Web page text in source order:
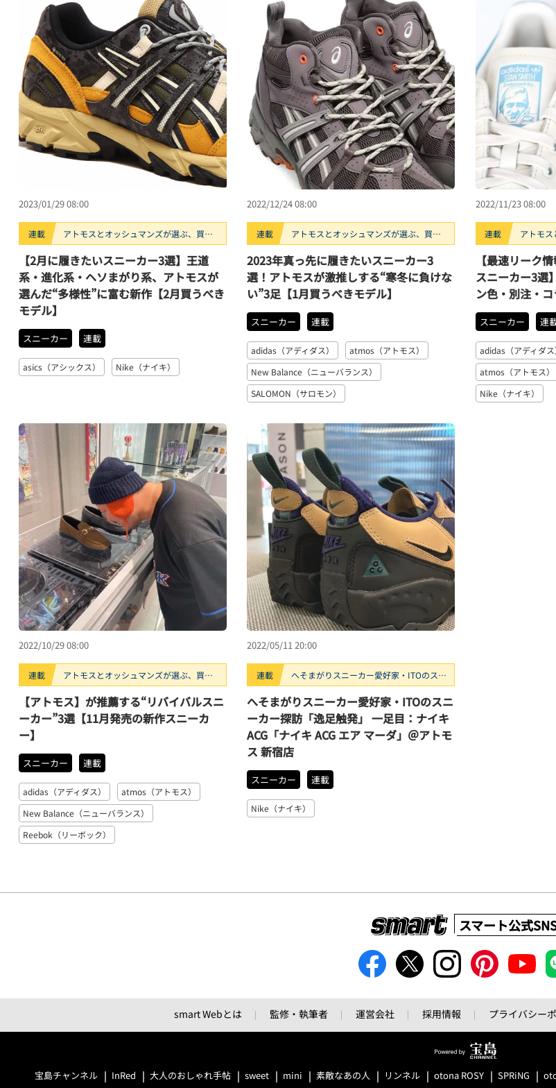
2023/01/29 08:00
連載
アトモスとオッシュマンズが選ぶ、買う
べきスニーカー3選。
【2月に履きたいスニーカー3選】王道
系・進化系・ヘソまがり系、アトモスが
選んだ“多様性”に富む新作【2月買うべき
モデル】
スニーカー 連載
asics（アシックス） Nike（ナイキ）
2022/12/24 08:00
連載
アトモスとオッシュマンズが選ぶ、買う
べきスニーカー3選。
2023年真っ先に履きたいスニーカー3
選！アトモスが激推しする“寒冬に負けな
い”3足【1月買うべきモデル】
スニーカー 連載
adidas（アディダス）
atmos（アトモス）
New Balance（ニューバランス）
SALOMON（サロモン）
2022/11/23 08:00
連載
アトモ
べきスニ
【最速リーク
スニーカー3選
ン色・別注・
スニーカー 連
adidas（アディダス
atmos（アトモス）
Nike（ナイキ）
2022/10/29 08:00
連載
アトモスとオッシュマンズが選ぶ、買う
べきスニーカー3選。
【アトモス】が推薦する“リバイバルスニ
ーカー”3選【11月発売の新作スニーカ
ー】
スニーカー 連載
adidas（アディダス）
atmos（アトモス）
New Balance（ニューバランス）
Reebok（リーボック）
2022/05/11 20:00
連載
へそまがりスニーカー愛好家・ITOのスニ
ーカー探訪「逸足触発」
へそまがりスニーカー愛好家・ITOのスニ
ーカー探訪「逸足触発」 一足目：ナイキ
ACG「ナイキ ACG エア マーダ」＠アトモ
ス 新宿店
スニーカー 連載
Nike（ナイキ）
スマート公式
smart Webとは 監修・執筆者 運営会社 採用情報 プライバシー
宝島チャンネル InRed 大人のおしゃれ手帖 sweet mini 素敵なあの人 リンネル otona ROSY SPRiNG